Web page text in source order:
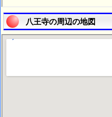
八王寺の周辺の地図